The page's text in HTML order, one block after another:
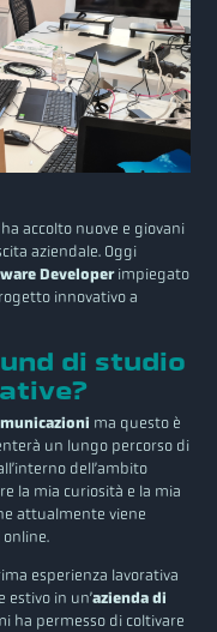
accolto nuove e giovani
aziendale. Oggi
Developerimpiegato
innovativo a
di studio
ma questo è
un lungo percorso di
dell’ambito
la mia curiosità e la mia
attualmente viene
esperienza lavorativa
in un’azienda di
ha permesso di coltivare